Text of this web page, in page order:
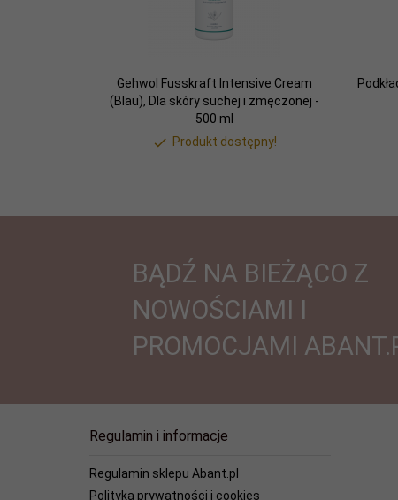
Gehwol Fusskraft Intensive Cream
(Blau), Dla skóry suchej i zmęczonej -
500 ml
Produkt dostępny!
BĄDŹ NA BIEŻĄCO Z
NOWOŚCIAMI I
PROMOCJAMI
Regulamin i informacje
Regulamin sklepu Abant.pl
Polityka prywatności i cookies